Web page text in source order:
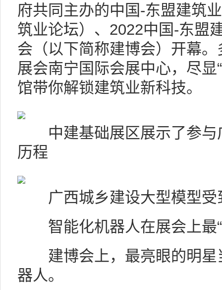
府共同主办的中国-东盟建筑
筑业论坛）、2022中国-东盟
会（以下简称建博会）开幕
展会南宁国际会展中心，尽显
馆带你解锁建筑业新科技。
中建基础展区展示了参与
历程
广西城乡建设大型模型受
智能化机器人在展会上最
建博会上，最亮眼的明星
器人。